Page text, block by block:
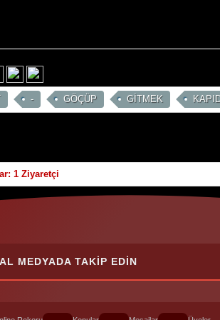
- GÖÇÜP GİTMEK
1 Ziyaretçi
MEDYADA TAKIP EDIN